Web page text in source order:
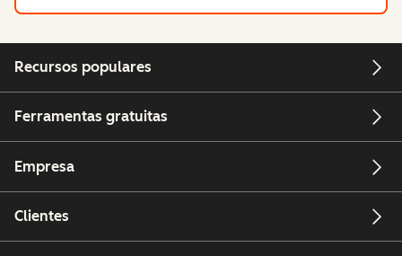
Recursos populares
Ferramentas gratuitas
Empresa
Clientes